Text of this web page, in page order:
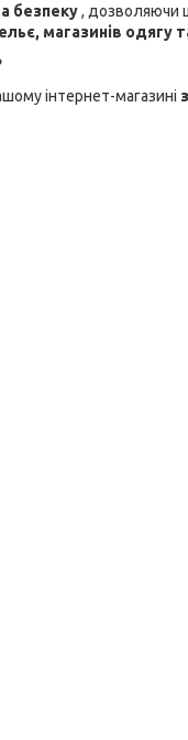
безпеку, дозволяючи
магазинів одягу
інтернет-магазині